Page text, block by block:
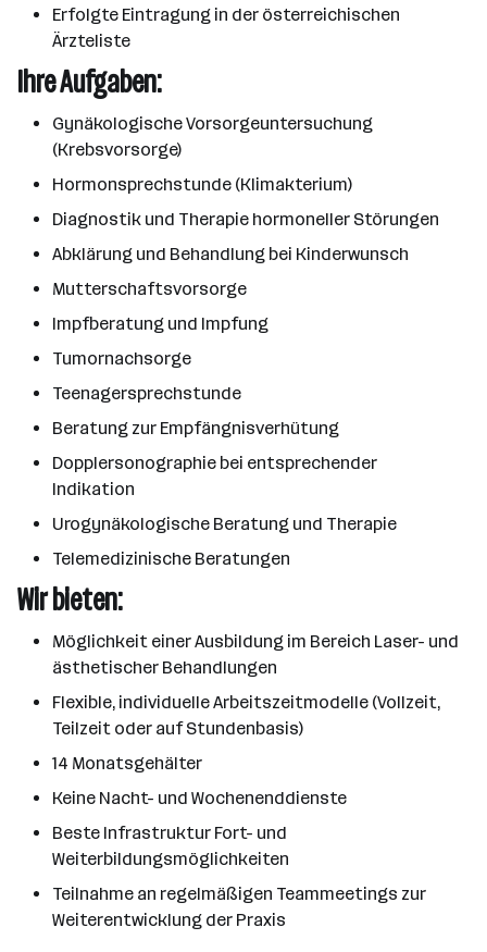
Erfolgte Eintragung in der österreichischen
Ärzteliste
Ihre Aufgaben:
Gynäkologische Vorsorgeuntersuchung
(Krebsvorsorge)
Hormonsprechstunde (Klimakterium)
Diagnostik und Therapie hormoneller Störungen
Abklärung und Behandlung bei Kinderwunsch
Mutterschaftsvorsorge
Impfberatung und Impfung
Tumornachsorge
Teenagersprechstunde
Beratung zur Empfängnisverhütung
Dopplersonographie bei entsprechender
Indikation
Urogynäkologische Beratung und Therapie
Telemedizinische Beratungen
Wir bieten:
Möglichkeit einer Ausbildung im Bereich Laser- und
ästhetischer Behandlungen
Flexible, individuelle Arbeitszeitmodelle (Vollzeit,
Teilzeit oder auf Stundenbasis)
14 Monatsgehälter
Keine Nacht- und Wochenenddienste
Beste Infrastruktur Fort- und
Weiterbildungsmöglichkeiten
Teilnahme an regelmäßigen Teammeetings zur
Weiterentwicklung der Praxis